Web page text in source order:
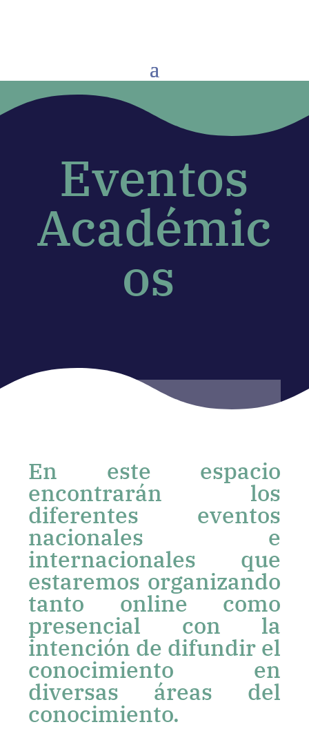
Eventos
Académic
os
En este espacio
encontrarán los
diferentes eventos
nacionales e
internacionales que
estaremos organizando
tanto online como
presencial con la
intención de difundir el
conocimiento en
diversas áreas del
conocimiento.